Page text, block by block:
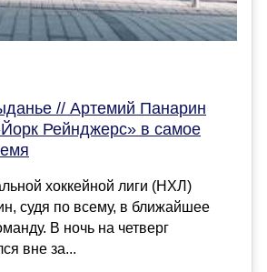
// Артемий Панарин
Рейнджерс» в самое
хоккейной лиги (НХЛ)
судя по всему, в ближайшее
В ночь на четверг
вне за...